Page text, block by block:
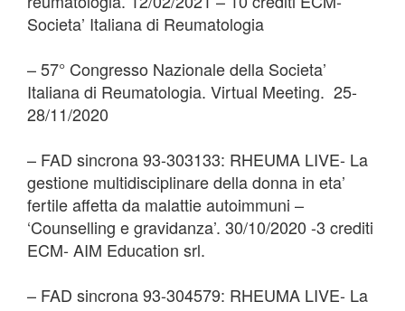
Societa’ Italiana di Reumatologia
– 57° Congresso Nazionale della Societa’
Italiana di Reumatologia. Virtual Meeting. 25-
28/11/2020
– FAD sincrona 93-303133: RHEUMA LIVE- La
gestione multidisciplinare della donna in eta’
fertile affetta da malattie autoimmuni –
‘Counselling e gravidanza’. 30/10/2020 -3 crediti
ECM- AIM Education srl.
– FAD sincrona 93-304579: RHEUMA LIVE- La